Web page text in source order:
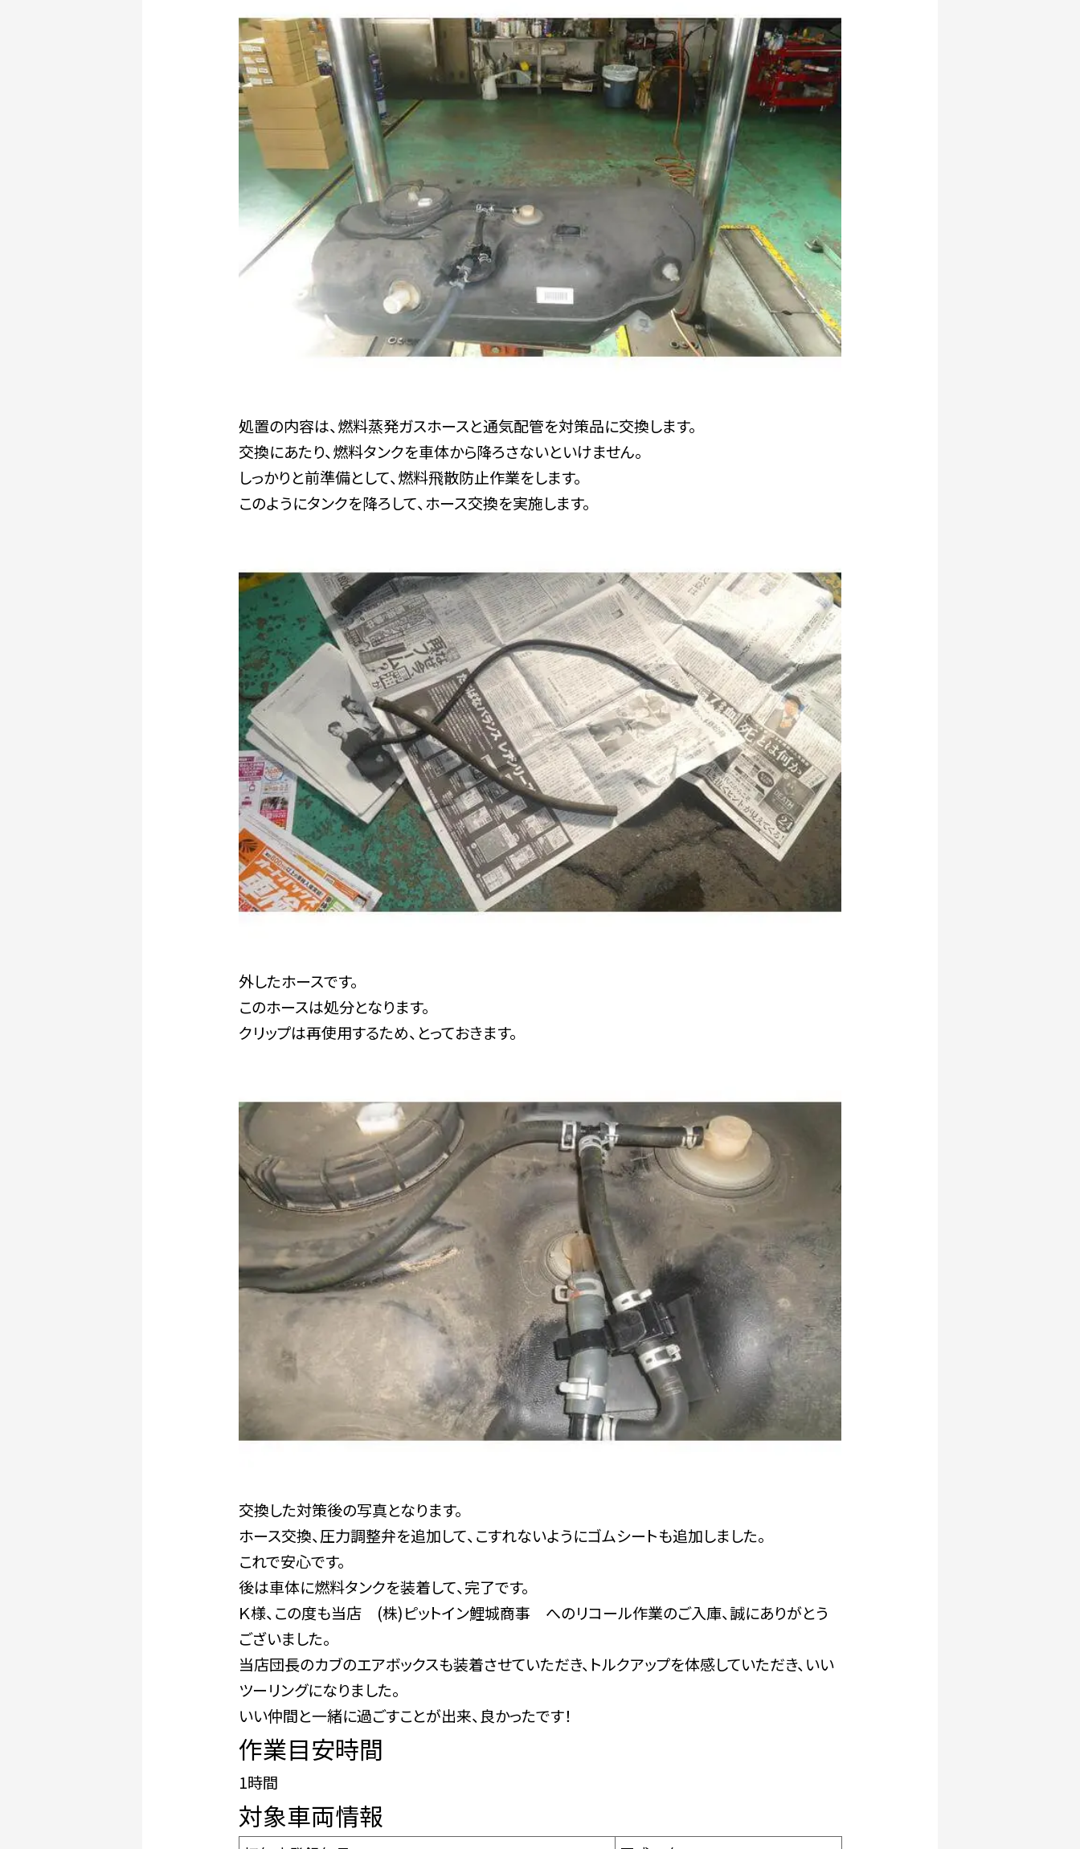
処置の内容は、燃料蒸発ガスホースと通気配管を対策品に交換します。
交換にあたり、燃料タンクを車体から降ろさないといけません。
しっかりと前準備として、燃料飛散防止作業をします。
このようにタンクを降ろして、ホース交換を実施します。
外したホースです。
このホースは処分となります。
クリップは再使用するため、とっておきます。
交換した対策後の写真となります。
ホース交換、圧力調整弁を追加して、こすれないようにゴムシートも追加しました。
これで安心です。
後は車体に燃料タンクを装着して、完了です。
Ｋ様、この度も当店 (株)ピットイン鯉城商事 へのリコール作業のご入庫、誠にありがとう
ございました。
当店団長のカブのエアボックスも装着させていただき、トルクアップを体感していただき、いい
ツーリングになりました。
いい仲間と一緒に過ごすことが出来、良かったです！
作業目安時間
1時間
対象車両情報